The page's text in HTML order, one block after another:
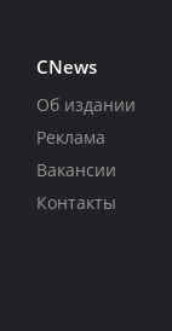
CNews
Об издании
Реклама
Вакансии
Контакты